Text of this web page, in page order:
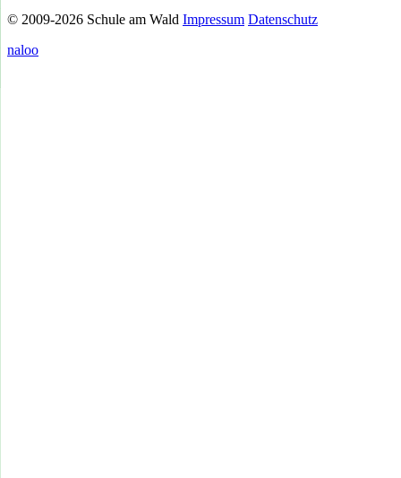
© 2009-2026 Schule am Wald Impressum Datenschutz
naloo